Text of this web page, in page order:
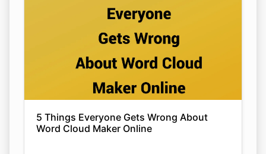
5 Things Everyone Gets Wrong About
Word Cloud Maker Online